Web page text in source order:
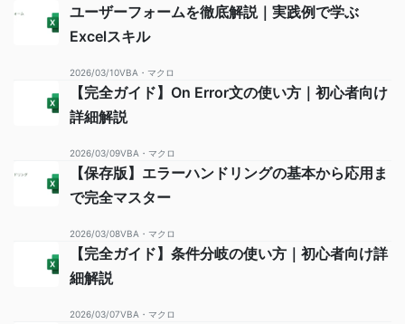
ユーザーフォームを徹底解説｜実践例で学ぶ
Excelスキル
2026/03/10VBA・マクロ
【完全ガイド】On Error文の使い方｜初心者向け
詳細解説
2026/03/09VBA・マクロ
【保存版】エラーハンドリングの基本から応用ま
で完全マスター
2026/03/08VBA・マクロ
【完全ガイド】条件分岐の使い方｜初心者向け詳
細解説
2026/03/07VBA・マクロ